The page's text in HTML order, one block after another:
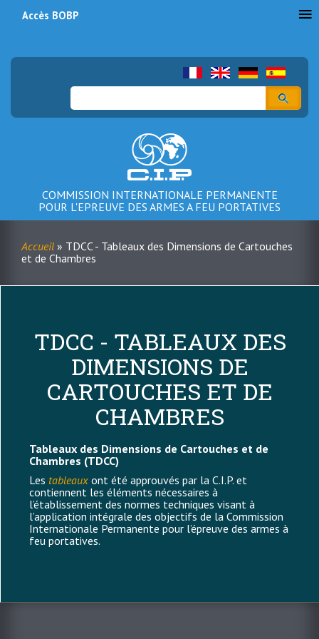
Rechercher
COMMISSION INTERNATIONALE PERMANENTE
POUR L'EPREUVE DES ARMES A FEU PORTATIVES
du
compte
l'utilisateur
Accès BOBP
Fil
d'Ariane
Accueil
TDCC - Tableaux des Dimensions de Cartouches
et de Chambres
TDCC - TABLEAUX DES
DIMENSIONS DE
CARTOUCHES ET DE
CHAMBRES
Tableaux des Dimensions de Cartouches et de
Chambres (TDCC)
Les tableaux ont été approuvés par la C.I.P. et
contiennent les éléments nécessaires à
l’établissement des normes techniques visant à
l’application intégrale des objectifs de la Commission
Internationale Permanente pour l’épreuve des armes à
feu portatives.